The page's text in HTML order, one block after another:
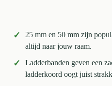
✓
25 mm en 50 mm zijn
altijd naar jouw raam.
✓
Ladderbanden geven een
ladderkoord oogt juist